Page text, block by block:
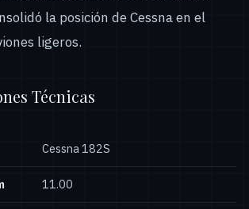
la posición de Cessna en el
ligeros.
Técnicas
Cessna 182S
11.00